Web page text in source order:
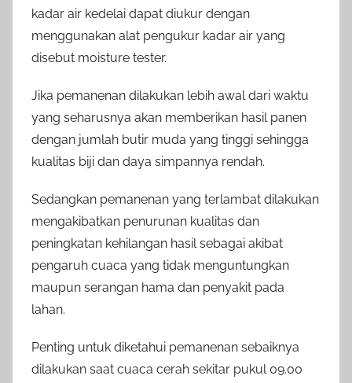
kadar air kedelai dapat diukur dengan
menggunakan alat pengukur kadar air yang
disebut moisture tester.
Jika pemanenan dilakukan lebih awal dari waktu
yang seharusnya akan memberikan hasil panen
dengan jumlah butir muda yang tinggi sehingga
kualitas biji dan daya simpannya rendah.
Sedangkan pemanenan yang terlambat dilakukan
mengakibatkan penurunan kualitas dan
peningkatan kehilangan hasil sebagai akibat
pengaruh cuaca yang tidak menguntungkan
maupun serangan hama dan penyakit pada
lahan.
Penting untuk diketahui pemanenan sebaiknya
dilakukan saat cuaca cerah sekitar pukul 09.00